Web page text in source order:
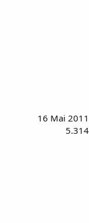
16 Mai 2011
5.314